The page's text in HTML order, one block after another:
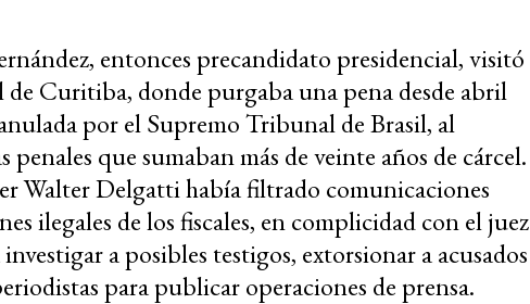
entonces precandidato presidencial, visitó
de Curitiba, donde purgaba una pena desde abril
por el Supremo Tribunal de Brasil, al
penales que sumaban más de veinte años de cárcel.
Walter Delgatti había filtrado comunicaciones
ilegales de los fiscales, en complicidad con el juez
a posibles testigos, extorsionar a acusados
para publicar operaciones de prensa.